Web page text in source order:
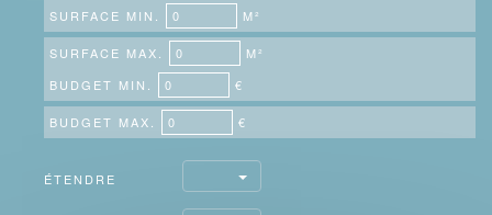
SURFACE MIN.
M²
SURFACE MAX.
M²
BUDGET MIN.
€
BUDGET MAX. €
ÉTENDRE